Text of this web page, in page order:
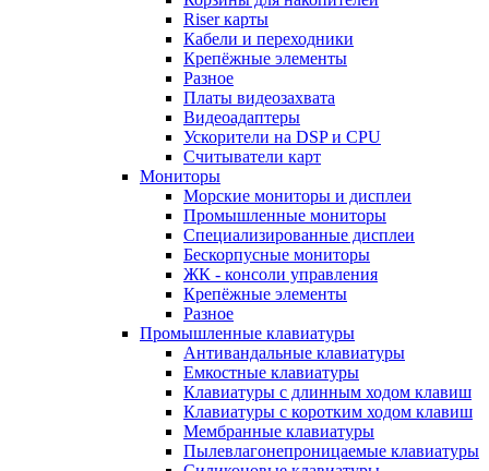
Riser карты
Кабели и переходники
Крепёжные элементы
Разное
Платы видеозахвата
Видеоадаптеры
Ускорители на DSP и CPU
Считыватели карт
Мониторы
Морские мониторы и дисплеи
Промышленные мониторы
Специализированные дисплеи
Бескорпусные мониторы
ЖК - консоли управления
Крепёжные элементы
Разное
Промышленные клавиатуры
Антивандальные клавиатуры
Емкостные клавиатуры
Клавиатуры с длинным ходом клавиш
Клавиатуры с коротким ходом клавиш
Мембранные клавиатуры
Пылевлагонепроницаемые клавиатуры